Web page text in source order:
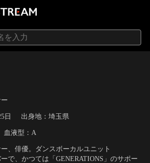
日 出身地：埼玉県
血液型：A
、俳優。ダンスボーカルユニット
で、かつては「GENERATIONS」のサポー